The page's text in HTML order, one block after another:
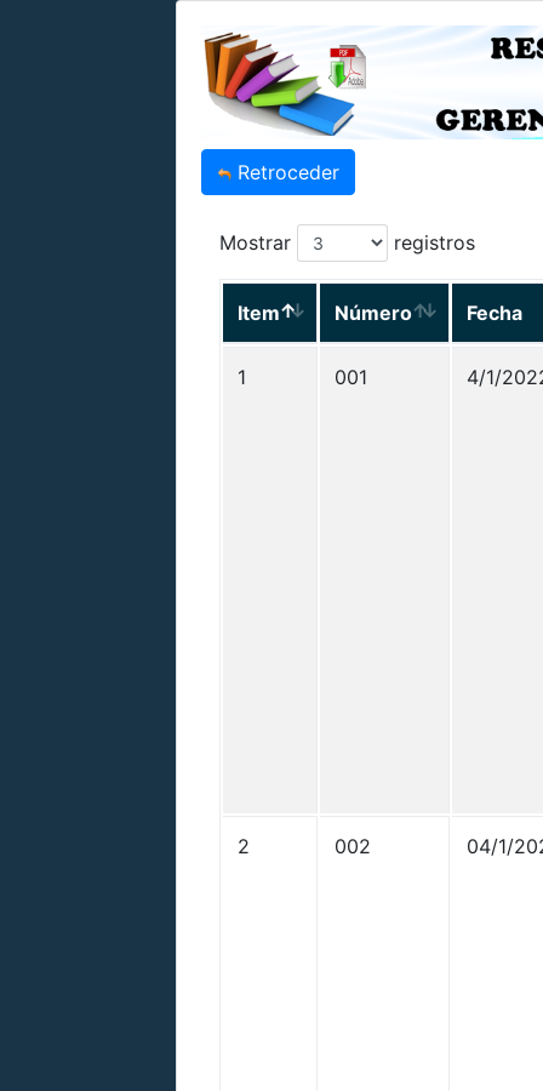
Retroceder
Mostrar registros
Item Número Fecha
1 001 4/1/
2 002 04/1/